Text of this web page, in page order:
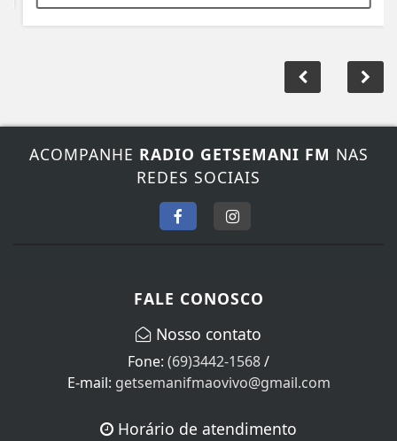
ACOMPANHE RADIO GETSEMANI FM NAS
REDES SOCIAIS
FALE CONOSCO
Nosso contato
Fone: (69)3442-1568/
E-mail: getsemanifmaovivo@gmail.com
Horário de atendimento